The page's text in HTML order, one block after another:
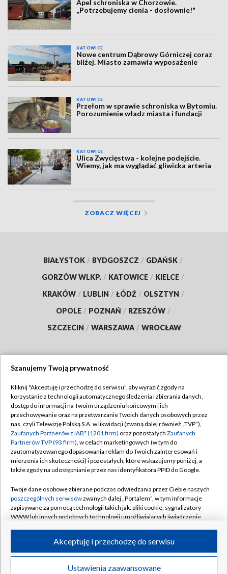
Apel schroniska w Chorzowie.
„Potrzebujemy cienia - dosłownie!"
KATOWICE
Nowe centrum Dąbrowy Górniczej coraz
bliżej. Miasto zamawia wyposażenie
KATOWICE
Przełom w sprawie schroniska w Bytomiu.
Porozumienie władz miasta i fundacji
KATOWICE
Ulica Zwycięstwa - kolejne podejście.
Wiemy, jak ma wyglądać gliwicka arteria
ZOBACZ WIĘCEJ
BIAŁYSTOK / BYDGOSZCZ / GDAŃSK /
GORZÓW WLKP. / KATOWICE / KIELCE /
KRAKÓW / LUBLIN / ŁÓDŹ / OLSZTYN /
OPOLE / POZNAŃ / RZESZÓW /
SZCZECIN / WARSZAWA / WROCŁAW
TVP
Abonament TVP
Emisja w TVP
Centrum informacji TVP
Naziemna Telewizja Cyfrowa
Rada Programowa
System NOS
Informacje o nadawcy
Program dla prasy
Regulamin TVP
Polityka prywatności
Moje zgody
Pomoc
Kontakt
Kanały
©2026 Telewizja Polska S.A. w likwidacji
Szanujemy Twoją prywatność
Kliknij "Akceptuję i przechodzę do serwisu", aby wyrazić zgody na
korzystanie z technologii automatycznego śledzenia i zbierania danych,
dostęp do informacji na Twoim urządzeniu końcowym i ich
przechowywanie oraz na przetwarzanie Twoich danych osobowych przez
nas, czyli Telewizję Polską S.A. w likwidacji (zwaną dalej również „TVP”),
Zaufanych Partnerów z IAB* (1201 firm) oraz pozostałych Zaufanych
Partnerów TVP (93 firm), w celach marketingowych (w tym do
zautomatyzowanego dopasowania reklam do Twoich zainteresowań i
mierzenia ich skuteczności) i pozostałych, które wskazujemy poniżej, a
także zgody na udostępnianie przez nas identyfikatora PPID do Google.
Twoje dane osobowe zbierane podczas odwiedzania przez Ciebie naszych
poszczególnych serwisówzwanych dalej „Portalem”, w tym informacje
zapisywane za pomocą technologii takich jak: pliki cookie, sygnalizatory
WWW lub innych podobnych technologii umożliwiających świadczenie
ruchu w Internecie.
Twoje dane osobowe zbierane podczas odwiedzania przez Ciebie
Ustawienia zaawansowane
Akceptuję i przechodzę do serwisu